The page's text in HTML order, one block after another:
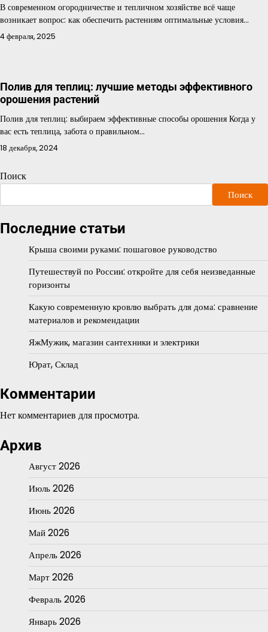
В современном огородничестве и тепличном хозяйстве всё чаще
возникает вопрос: как обеспечить растениям оптимальные условия…
4 февраля, 2025
Полив для теплиц: лучшие методы эффективного
орошения растений
Полив для теплиц: выбираем эффективные способы орошения Когда у
вас есть теплица, забота о правильном…
18 декабря, 2024
Поиск
Поиск
Последние статьи
Крыша своими руками: пошаговое руководство
Путешествуй по России: откройте для себя неизведанные
горизонты
Какую современную кровлю выбрать для дома: сравнение
материалов и рекомендации
ЯжМужик, магазин сантехники и электрики
Юрат, Склад
Комментарии
Нет комментариев для просмотра.
Архив
Август 2026
Июль 2026
Июнь 2026
Май 2026
Апрель 2026
Март 2026
Февраль 2026
Январь 2026